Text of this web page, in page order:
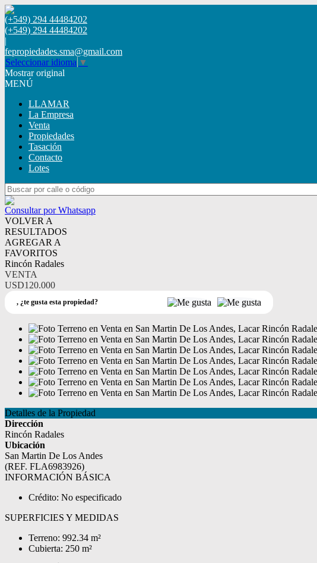
(+549) 294 44484202
(+549) 294 44484202
|
fepropiedades.sma@gmail.com
Seleccionar idioma ▼
Mostrar original
MENÚ
LLAMAR
La Empresa
Venta
Propiedades
Tasación
Contacto
Lotes
Consultar por Whatsapp
VOLVER A
RESULTADOS
AGREGAR A
FAVORITOS
Rincón Radales
VENTA
USD120.000
, ¿te gusta esta propiedad?
Detalles de la Propiedad
Dirección
Rincón Radales
Ubicación
San Martin De Los Andes
(REF. FLA6983926)
INFORMACIÓN BÁSICA
Crédito: No especificado
SUPERFICIES Y MEDIDAS
Terreno: 992.34 m²
Cubierta: 250 m²